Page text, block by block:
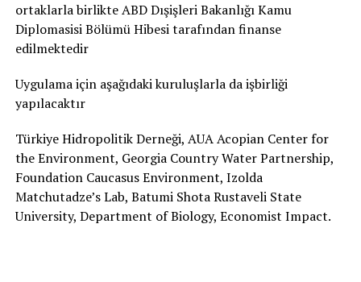
ortaklarla birlikte ABD Dışişleri Bakanlığı Kamu
Diplomasisi Bölümü Hibesi tarafından finanse
edilmektedir
Uygulama için aşağıdaki kuruluşlarla da işbirliği
yapılacaktır
Türkiye Hidropolitik Derneği, AUA Acopian Center for
the Environment, Georgia Country Water Partnership,
Foundation Caucasus Environment, Izolda
Matchutadze’s Lab, Batumi Shota Rustaveli State
University, Department of Biology, Economist Impact.